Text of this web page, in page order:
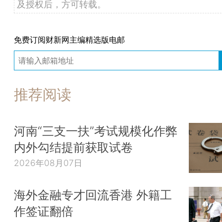
及授权后，方可转载。
免费订阅财新网主编精选版电邮
推荐阅读
河南“三支一扶”考试规模化作弊
内外勾结提前获取试卷
2026年08月07日
海外金融专才回流香港 外籍工
作签证翻倍